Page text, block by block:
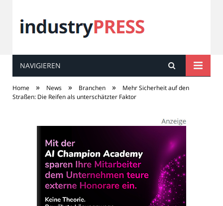
industryPRESS
NAVIGIEREN
Home » News » Branchen »
Mehr Sicherheit auf den
Straßen: Die Reifen als unterschätzter Faktor